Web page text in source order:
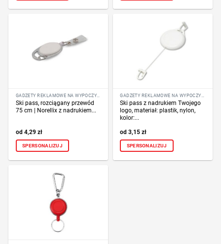
GADŻETY REKLAMOWE NA WYPOCZYNEK
Ski pass, rozciągany przewód
75 cm | Norellix z nadrukiem...
4,29 zł
SPERSONALIZUJ
GADŻETY REKLAMOWE NA WYPOCZYNEK
Ski pass z nadrukiem Twojego
logo, materiał: plastik, nylon,
kolor:...
3,15zł
SPERSONALIZUJ